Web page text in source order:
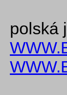
polská